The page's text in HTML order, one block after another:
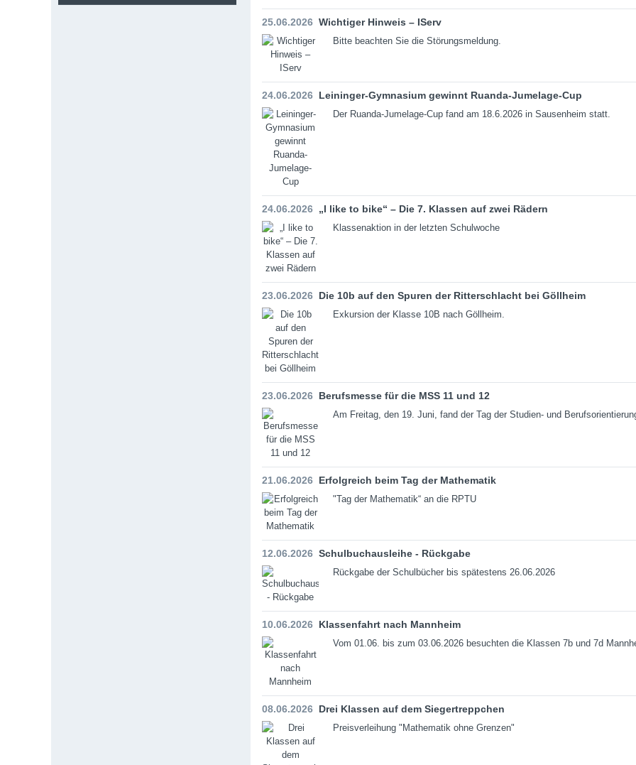
25.06.2026 Wichtiger Hinweis – IServ
Bitte beachten Sie die Störungsmeldung.
24.06.2026 Leininger-Gymnasium gewinnt Ruanda-Jumelage-Cup
Der Ruanda-Jumelage-Cup fand am 18.6.2026 in Sausenheim statt.
24.06.2026 „I like to bike“ – Die 7. Klassen auf zwei Rädern
Klassenaktion in der letzten Schulwoche
23.06.2026 Die 10b auf den Spuren der Ritterschlacht bei Göllheim
Exkursion der Klasse 10B nach Göllheim.
23.06.2026 Berufsmesse für die MSS 11 und 12
Am Freitag, den 19. Juni, fand der Tag der Studien- und
21.06.2026 Erfolgreich beim Tag der Mathematik
"Tag der Mathematik“ an die RPTU
12.06.2026 Schulbuchausleihe - Rückgabe
Rückgabe der Schulbücher bis spätestens 26.06.2026
10.06.2026 Klassenfahrt nach Mannheim
Vom 01.06. bis zum 03.06.2026 besuchten die Klassen 7b und 7d
08.06.2026 Drei Klassen auf dem Siegertreppchen
Preisverleihung "Mathematik ohne Grenzen"